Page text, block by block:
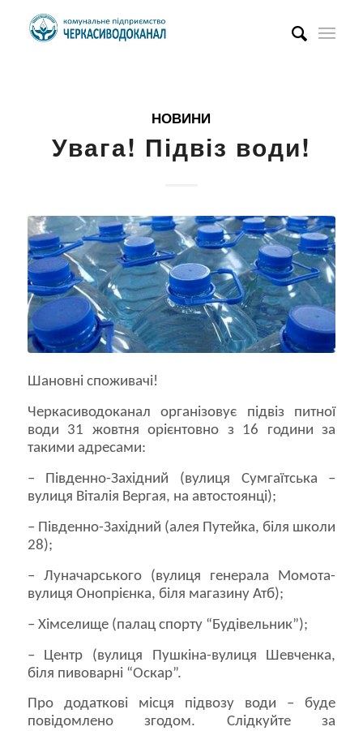
НОВИНИ
Увага! Підвіз води!
Шановні споживачі!
Черкасиводоканал організовує підвіз питної
води 31 жовтня орієнтовно з 16 години за
такими адресами:
– Південно-Західний (вулиця Сумгаїтська –
вулиця Віталія Вергая, на автостоянці);
– Південно-Західний (алея Путейка, біля школи
28);
– Луначарського (вулиця генерала Момота-
вулиця Онопрієнка, біля магазину Атб);
– Хімселище (палац спорту “Будівельник”);
– Центр (вулиця Пушкіна-вулиця Шевченка,
біля пивоварні “Оскар”.
Про додаткові місця підвозу води – буде
повідомлено згодом. Слідкуйте за